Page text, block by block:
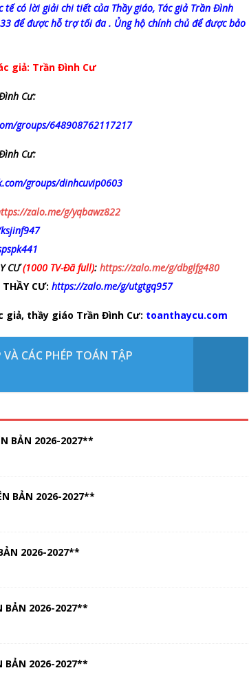
có lời giải chi tiết của Thầy giáo, Tác giả Trần Đình
để được hỗ trợ tối đa . Ủng hộ chính chủ để được bảo
giả: Trần Đình Cư
Cư:
groups/648908762117217
Cư:
groups/dinhcuvip0603
zalo.me/g/yqbawz822
CƯ(1000 TV-Đã full): https://zalo.me/g/dbglfg480
CƯ: https://zalo.me/g/utgtgq957
giả, thầy giáo Trần Đình Cư: toanthaycu.com
CÁC PHÉP TOÁN TẬP
BẢN 2026-2027**
BẢN 2026-2027**
2026-2027**
BẢN 2026-2027**
BẢN 2026-2027**